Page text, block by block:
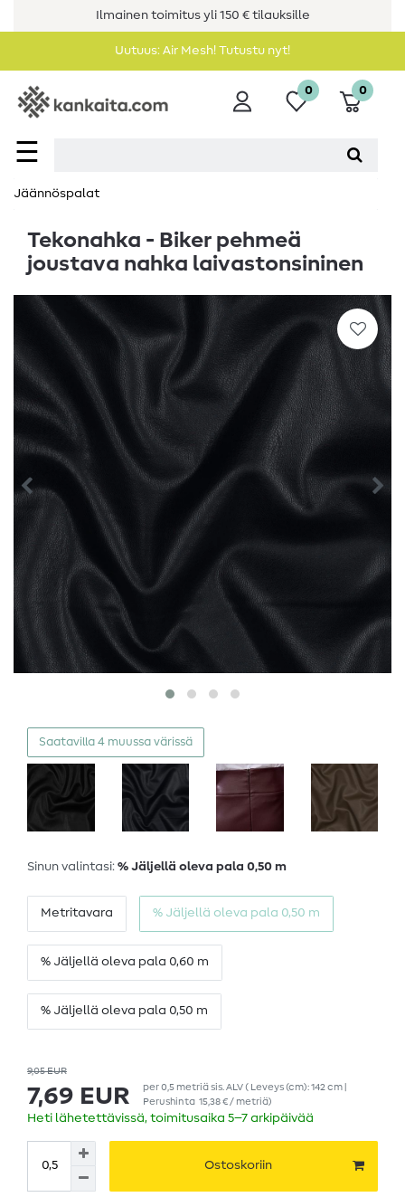
Ilmainen toimitus yli 150 € tilauksille
Uutuus: Air Mesh! Tutustu nyt!
☰
0 0
Jäännöspalat
Tekonahka - Biker pehmeä
joustava nahka laivastonsininen
Saatavilla 4 muussa värissä
Sinun valintasi: % Jäljellä oleva pala 0,50 m
Metritavara % Jäljellä oleva pala 0,50 m
% Jäljellä oleva pala 0,60 m
% Jäljellä oleva pala 0,50 m
9,05 EUR
7,69 EUR per0,5 metriäsis. ALV( Leveys (cm): 142 cm |
Perushinta 15,38 € / metriä)
Heti lähetettävissä, toimitusaika 5–7 arkipäivää
Ostoskoriin